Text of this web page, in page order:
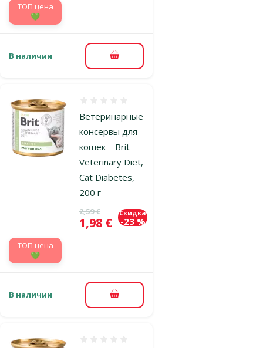
TOП цена
💚
В наличии В корзину
Ветеринарные
консервы для
кошек – Brit
Veterinary Diet,
Cat Diabetes,
200 г
Исходная цена
2,59 €
Цена
1,98 €
Скидка
-23 %
TOП цена
💚
В наличии В корзину